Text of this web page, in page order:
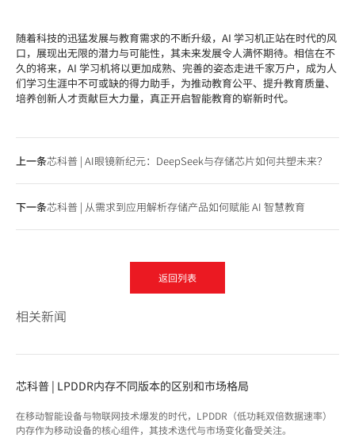
随着科技的迅猛发展与教育需求的不断升级，AI 学习机正站在时代的风
口，展现出无限的潜力与可能性，其未来发展令人满怀期待。相信在不
久的将来，AI 学习机将以更加成熟、完善的姿态走进千家万户，成为人
们学习生涯中不可或缺的得力助手，为推动教育公平、提升教育质量、
培养创新人才贡献巨大力量，真正开启智能教育的崭新时代。
上一条芯科普 | AI眼镜新纪元：DeepSeek与存储芯片如何共塑未来？
下一条芯科普 | 从需求到应用解析存储产品如何赋能 AI 智慧教育
返回列表
相关新闻
芯科普 | LPDDR内存不同版本的区别和市场格局
在移动智能设备与物联网技术爆发的时代，LPDDR（低功耗双倍数据速率）
内存作为移动设备的核心组件，其技术迭代与市场变化备受关注。